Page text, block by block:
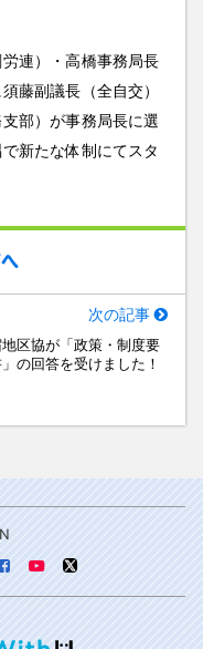
連）・高橋事務局長
藤副議長（全自交）
部）が事務局長に選
新たな体制にてスタ
次の記事
地区協が「政策・制度要
の回答を受けました！